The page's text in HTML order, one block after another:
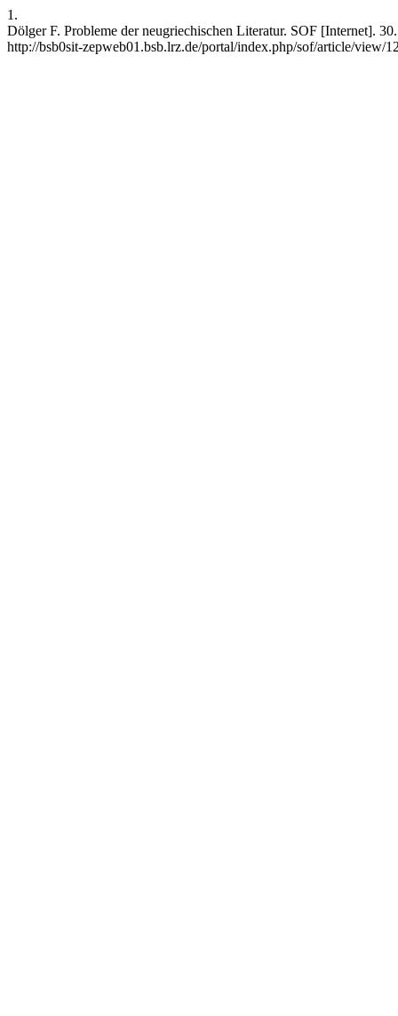
1.
Dölger F. Probleme der neugriechischen Literatur. SOF [Internet].
http://bsb0sit-zepweb01.bsb.lrz.de/portal/index.php/sof/article/view/